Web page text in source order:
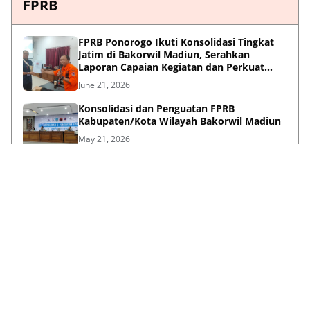
FPRB
FPRB Ponorogo Ikuti Konsolidasi Tingkat
Jatim di Bakorwil Madiun, Serahkan
Laporan Capaian Kegiatan dan Perkuat
Sinergi Pentahelix
June 21, 2026
Konsolidasi dan Penguatan FPRB
Kabupaten/Kota Wilayah Bakorwil Madiun
May 21, 2026